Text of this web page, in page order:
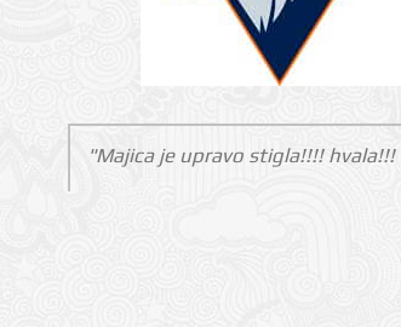
"Majica je upravo stigla!!!!